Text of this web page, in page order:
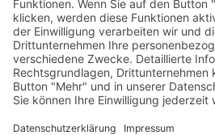
0431 – 1280 7461
info@claudiawinkel.com
Kiel
Frankfurt I Berlin I Hamburg I